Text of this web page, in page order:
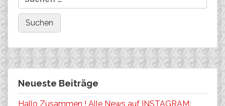
Neueste Beiträge
Hallo Zusammen ! Alle News auf INSTAGRAM: